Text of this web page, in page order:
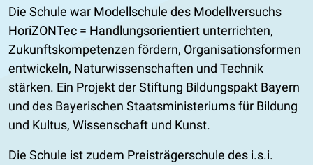
Die Schule war Modellschule des Modellversuchs
HoriZONTec = Handlungsorientiert unterrichten,
Zukunftskompetenzen fördern, Organisationsformen
entwickeln, Naturwissenschaften und Technik
stärken. Ein Projekt der Stiftung Bildungspakt Bayern
und des Bayerischen Staatsministeriums für Bildung
und Kultus, Wissenschaft und Kunst.
Die Schule ist zudem Preisträgerschule des i.s.i.